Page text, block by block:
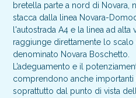
bretella parte a nord di Novara,
stacca dalla linea Novara-
l'autostrada A4 e la linea ad alta
raggiunge direttamente lo
denominato Novara Boschetto.
L’adeguamento e il
comprendono anche importanti
soprattutto dal punto di vista